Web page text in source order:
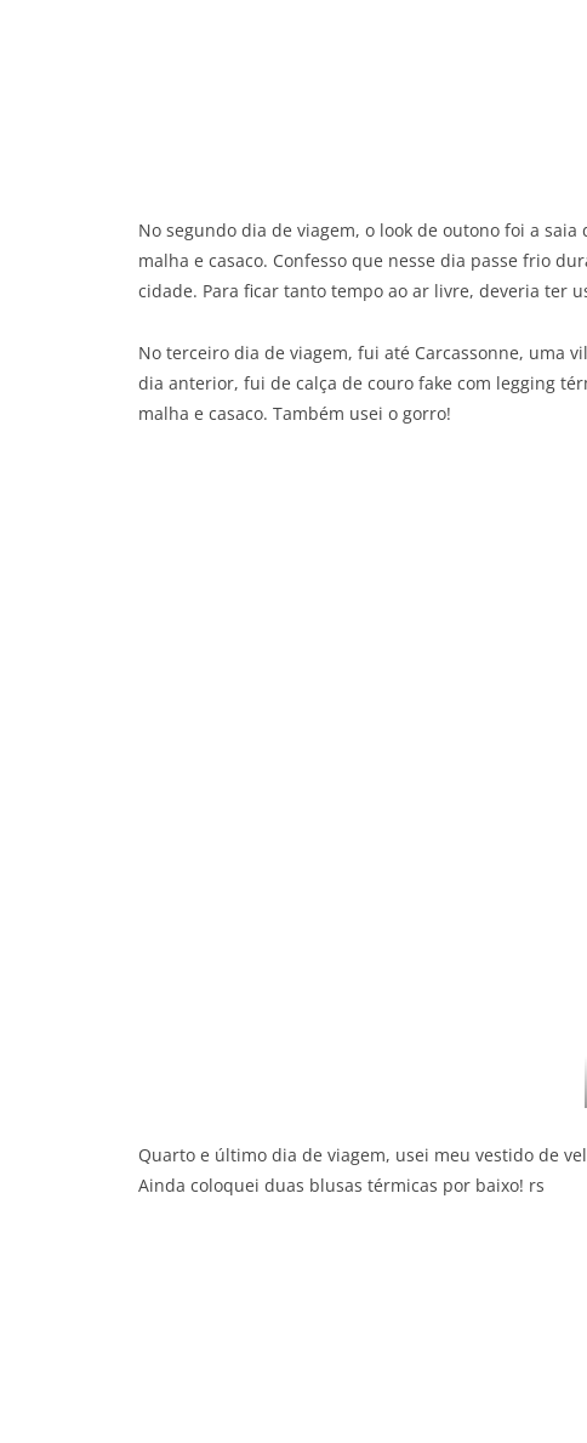
No segundo dia de viagem, o look de outono foi a
malha e casaco. Confesso que nesse dia passe frio
cidade. Para ficar tanto tempo ao ar livre, deveria ter
No terceiro dia de viagem, fui até Carcassonne, uma
dia anterior, fui de calça de couro fake com legging
malha e casaco. Também usei o gorro!
Quarto e último dia de viagem, usei meu vestido de
Ainda coloquei duas blusas térmicas por baixo! rs